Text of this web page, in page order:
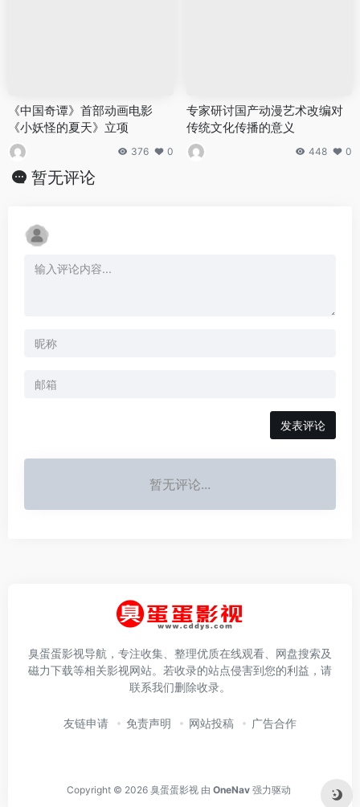
《中国奇谭》首部动画电影
《小妖怪的夏天》立项
376 0
专家研讨国产动漫艺术改编对
传统文化传播的意义
448 0
暂无评论
发表评论
暂无评论...
臭蛋蛋影视导航，专注收集、整理优质在线观看、网盘搜索及
磁力下载等相关影视网站。若收录的站点侵害到您的利益，请
联系我们删除收录。
友链申请 免责声明 网站投稿 广告合作
Copyright © 2026 臭蛋蛋影视 由 OneNav 强力驱动